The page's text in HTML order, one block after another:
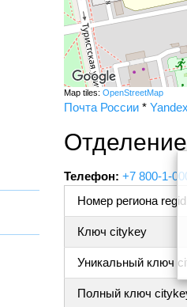
Map tiles: OpenStreetMap
Почта России * Yandex
Телефон: +7 800-1-
Номер региона regid
Ключ citykey
Уникальный ключ
Полный ключ